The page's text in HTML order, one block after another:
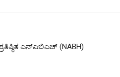
ಪ್ರತಿಷ್ಠಿತ ಎನ್‌ಎಬಿಎಚ್ (NABH)